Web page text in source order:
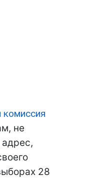
комиссия
не
28